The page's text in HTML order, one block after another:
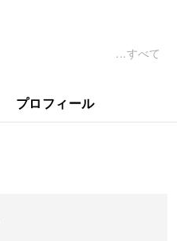
すべて
プロフィール